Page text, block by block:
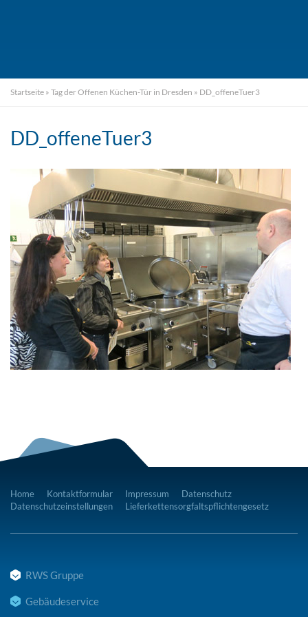
Startseite » Tag der Offenen Küchen-Tür in Dresden » DD_offeneTuer3
DD_offeneTuer3
Home Kontaktformular Impressum
Datenschutz
Datenschutzeinstellungen
Lieferkettensorgfaltspflichtengesetz
RWS Gruppe
Gebäudeservice